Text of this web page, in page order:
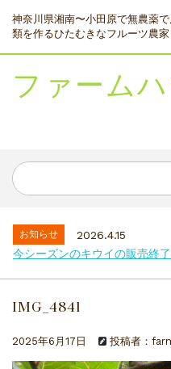
神奈川県湘南〜小田原で無農薬
類を作るひたむきなフルーツ農家
ファーム
お知らせ
2026.4.15
今シーズンのキウイの販売終
IMG_4841
2025年6月17日 投稿者：